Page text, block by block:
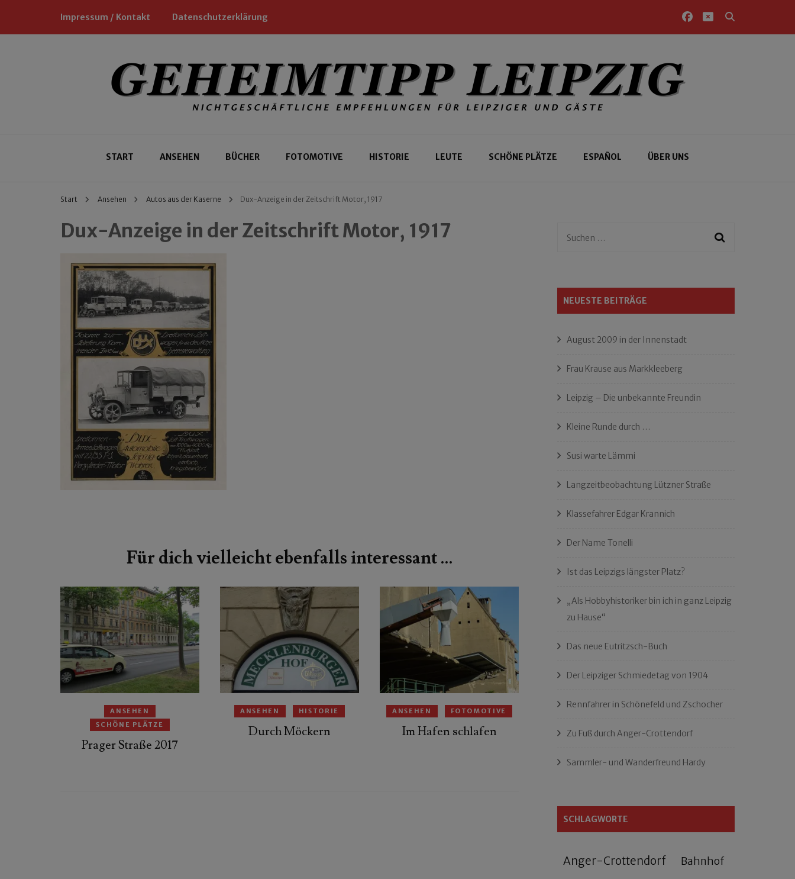
Impressum / Kontakt Datenschutzerklärung
Geheimtipp Leipzig
START ANSEHEN BÜCHER FOTOMOTIVE HISTORIE LEUTE SCHÖNE PLÄTZE ESPAÑOL ÜBER UNS
Start Ansehen Autos aus der Kaserne Dux-Anzeige in der Zeitschrift Motor, 1917
Dux-Anzeige in der Zeitschrift Motor, 1917
Für dich vielleicht ebenfalls interessant …
ANSEHEN
SCHÖNE PLÄTZE
Prager Straße 2017
ANSEHEN HISTORIE
Durch Möckern
ANSEHEN FOTOMOTIVE
Im Hafen schlafen
Suchen
NEUESTE BEITRÄGE
August 2009 in der Innenstadt
Frau Krause aus Markkleeberg
Leipzig – Die unbekannte Freundin
Kleine Runde durch …
Susi warte Lämmi
Langzeitbeobachtung Lützner Straße
Klassefahrer Edgar Krannich
Der Name Tonelli
Ist das Leipzigs längster Platz?
„Als Hobbyhistoriker bin ich in ganz Leipzig
zu Hause“
Das neue Eutritzsch-Buch
Der Leipziger Schmiedetag von 1904
Rennfahrer in Schönefeld und Zschocher
Zu Fuß durch Anger-Crottendorf
Sammler- und Wanderfreund Hardy
SCHLAGWORTE
Anger-Crottendorf Bahnhof